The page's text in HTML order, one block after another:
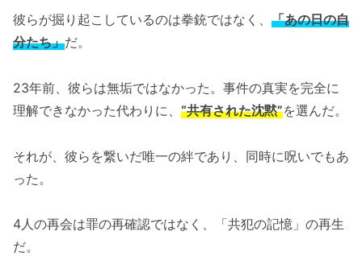
彼らが掘り起こしているのは拳銃ではなく、 「あの日の自
分たち」だ。
23年前、彼らは無垢ではなかった。事件の真実を完全に
理解できなかった代わりに、 “共有された沈黙”を選んだ。
それが、彼らを繋いだ唯一の絆であり、同時に呪いでもあ
った。
4人の再会は罪の再確認ではなく、「共犯の記憶」の再生
だ。